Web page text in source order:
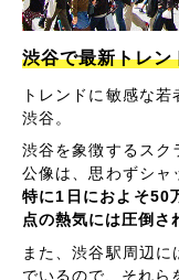
渋谷で最新トレン
トレンドに敏感な
渋谷。
渋谷を象徴するスク
公像は、思わずシャ
特に1日におよそ50
点の熱気には圧倒さ
また、渋谷駅周辺
でいるので、それら